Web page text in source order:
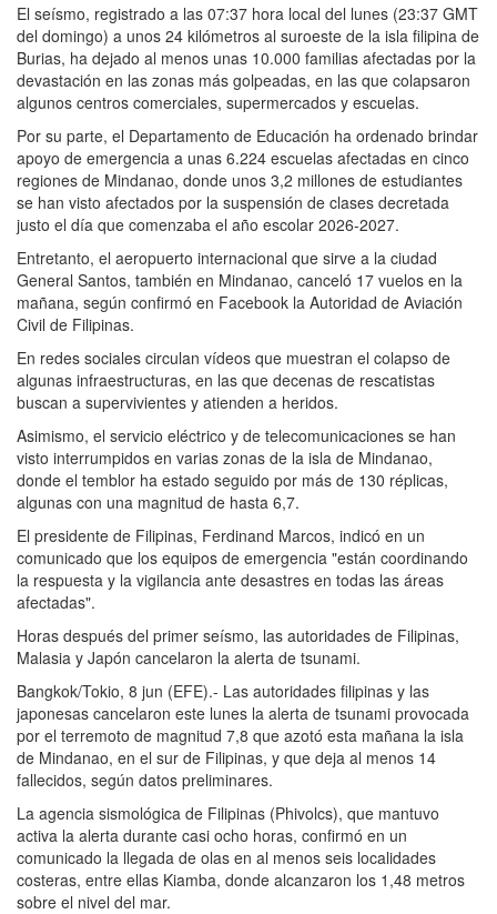
El seísmo, registrado a las 07:37 hora local del lunes (23:37 GMT
del domingo) a unos 24 kilómetros al suroeste de la isla filipina de
Burias, ha dejado al menos unas 10.000 familias afectadas por la
devastación en las zonas más golpeadas, en las que colapsaron
algunos centros comerciales, supermercados y escuelas.
Por su parte, el Departamento de Educación ha ordenado brindar
apoyo de emergencia a unas 6.224 escuelas afectadas en cinco
regiones de Mindanao, donde unos 3,2 millones de estudiantes
se han visto afectados por la suspensión de clases decretada
justo el día que comenzaba el año escolar 2026-2027.
Entretanto, el aeropuerto internacional que sirve a la ciudad
General Santos, también en Mindanao, canceló 17 vuelos en la
mañana, según confirmó en Facebook la Autoridad de Aviación
Civil de Filipinas.
En redes sociales circulan vídeos que muestran el colapso de
algunas infraestructuras, en las que decenas de rescatistas
buscan a supervivientes y atienden a heridos.
Asimismo, el servicio eléctrico y de telecomunicaciones se han
visto interrumpidos en varias zonas de la isla de Mindanao,
donde el temblor ha estado seguido por más de 130 réplicas,
algunas con una magnitud de hasta 6,7.
El presidente de Filipinas, Ferdinand Marcos, indicó en un
comunicado que los equipos de emergencia "están coordinando
la respuesta y la vigilancia ante desastres en todas las áreas
afectadas".
Horas después del primer seísmo, las autoridades de Filipinas,
Malasia y Japón cancelaron la alerta de tsunami.
Bangkok/Tokio, 8 jun (EFE).- Las autoridades filipinas y las
japonesas cancelaron este lunes la alerta de tsunami provocada
por el terremoto de magnitud 7,8 que azotó esta mañana la isla
de Mindanao, en el sur de Filipinas, y que deja al menos 14
fallecidos, según datos preliminares.
La agencia sismológica de Filipinas (Phivolcs), que mantuvo
activa la alerta durante casi ocho horas, confirmó en un
comunicado la llegada de olas en al menos seis localidades
costeras, entre ellas Kiamba, donde alcanzaron los 1,48 metros
sobre el nivel del mar.